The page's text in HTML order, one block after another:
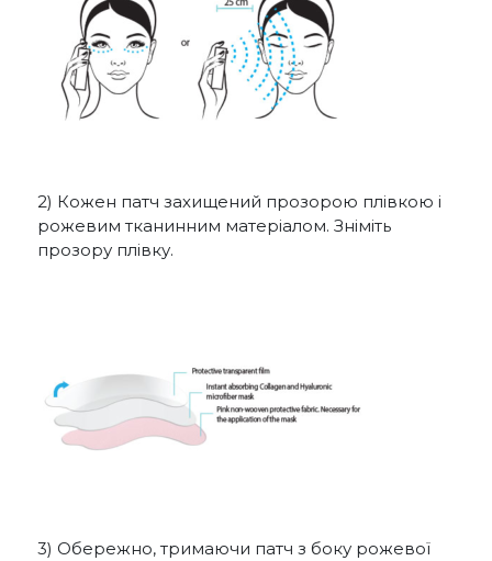
2) Кожен патч захищений прозорою плівкою і
рожевим тканинним матеріалом. Зніміть
прозору плівку.
3) Обережно, тримаючи патч з боку рожевої